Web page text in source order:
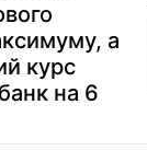
а
курс
на 6